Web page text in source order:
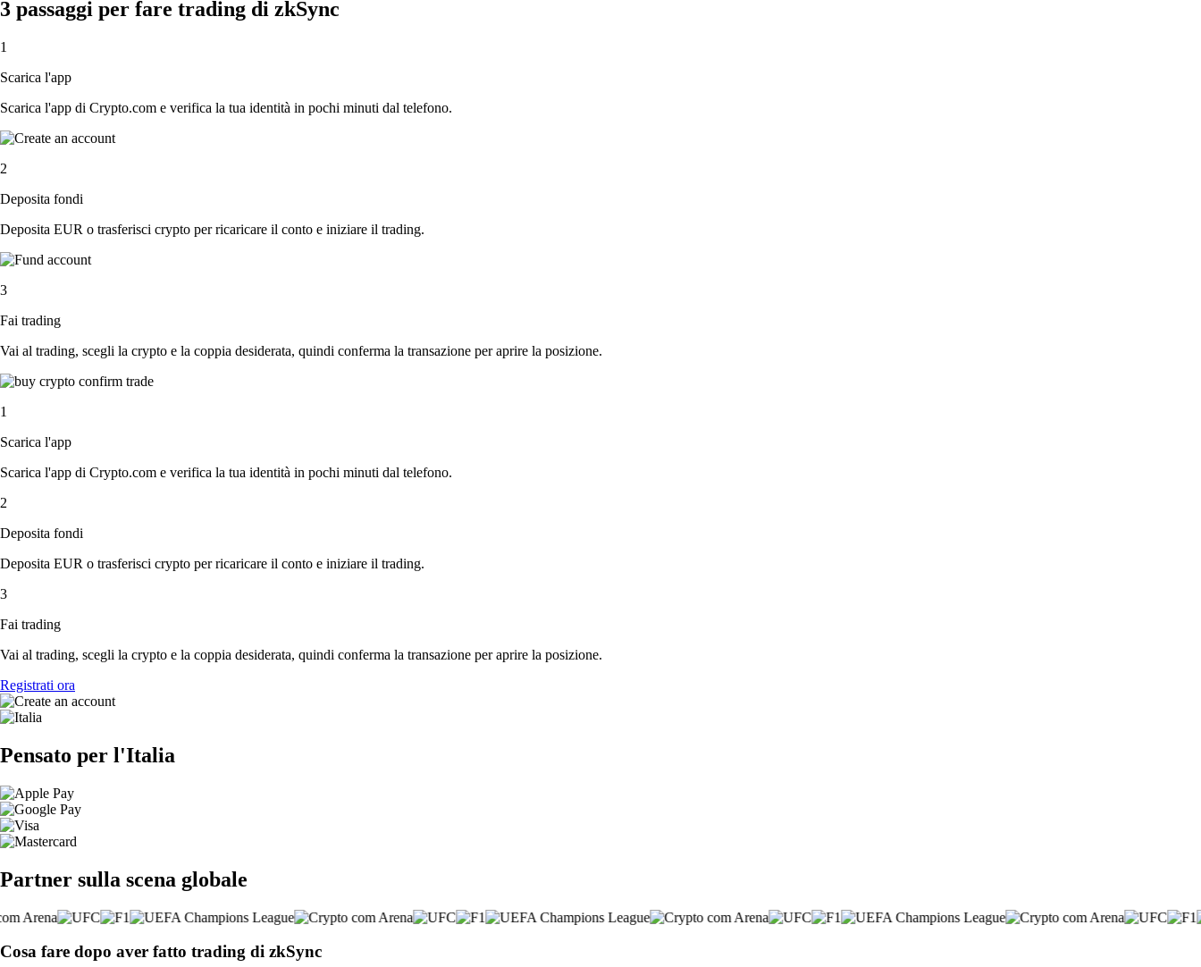
3 passaggi per fare trading di zkSync
1
Scarica l'app
Scarica l'app di Crypto.com e verifica la tua identità in pochi minuti dal telefono.
2
Deposita fondi
Deposita EUR o trasferisci crypto per ricaricare il conto e iniziare il trading.
3
Fai trading
Vai al trading, scegli la crypto e la coppia desiderata, quindi conferma la transazione per aprire la posizione.
1
Scarica l'app
Scarica l'app di Crypto.com e verifica la tua identità in pochi minuti dal telefono.
2
Deposita fondi
Deposita EUR o trasferisci crypto per ricaricare il conto e iniziare il trading.
3
Fai trading
Vai al trading, scegli la crypto e la coppia desiderata, quindi conferma la transazione per aprire la posizione.
Registrati ora
Pensato per l'Italia
Partner sulla scena globale
Cosa fare dopo aver fatto trading di zkSync